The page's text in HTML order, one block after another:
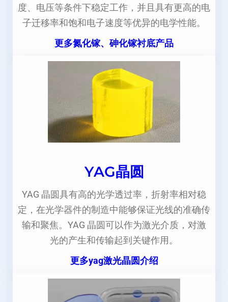
度、电压等条件下稳定工作，并且具有更高的电
子迁移率和饱和电子速度等优异的电学性能。
更多氮化镓、砷化镓衬底产品
YAG晶圆
YAG 晶圆具有高的光学透过率，折射率相对稳
定，在光学器件的制造中能够保证光线的准确传
输和聚焦。YAG 晶圆可以作为激光介质，对激
光的产生和传输起到关键作用。
更多yag激光晶圆介绍